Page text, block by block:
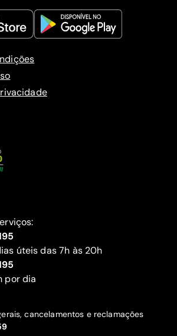
úteis das 7h às 20h
por dia
cancelamentos e reclamações